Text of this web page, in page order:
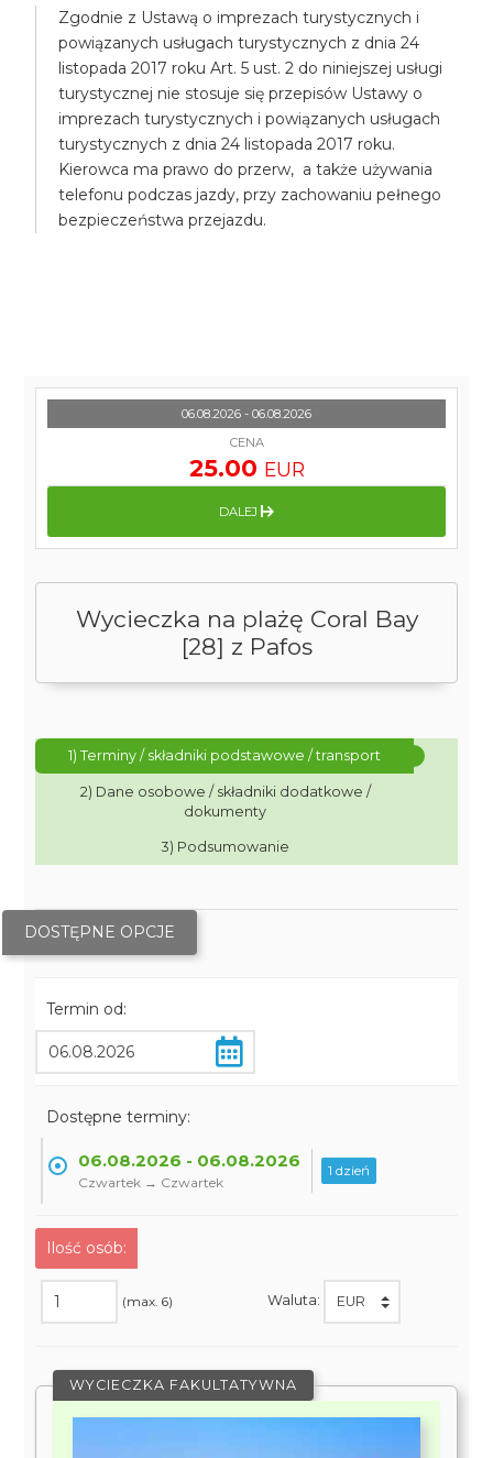
Zgodnie z Ustawą o imprezach turystycznych i
powiązanych usługach turystycznych z dnia 24
listopada 2017 roku Art. 5 ust. 2 do niniejszej usługi
turystycznej nie stosuje się przepisów Ustawy o
imprezach turystycznych i powiązanych usługach
turystycznych z dnia 24 listopada 2017 roku.
Kierowca ma prawo do przerw, a także używania
telefonu podczas jazdy, przy zachowaniu pełnego
bezpieczeństwa przejazdu.
Wycieczka na plażę Coral Bay
[28] z Pafos
1) Terminy / składniki podstawowe / transport
2) Dane osobowe / składniki dodatkowe /
dokumenty
3) Podsumowanie
DOSTĘPNE OPCJE
Termin od:
Dostępne terminy:
06.08.2026 - 06.08.2026
Czwartek → Czwartek
1 dzień
Ilość osób:
(max. 6) Waluta:
WYCIECZKA FAKULTATYWNA
06.08.2026 - 06.08.2026
CENA
25.00 EUR
DALEJ